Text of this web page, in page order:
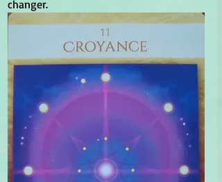
changer.